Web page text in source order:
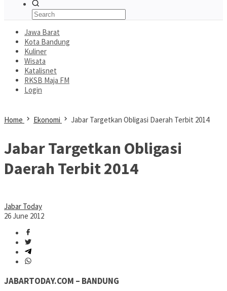
Jawa Barat
Kota Bandung
Kuliner
Wisata
Katalisnet
RKSB Maja FM
Login
Home Ekonomi Jabar Targetkan Obligasi Daerah Terbit 2014
Jabar Targetkan Obligasi
Daerah Terbit 2014
Jabar Today
26 June 2012
JABARTODAY.COM – BANDUNG